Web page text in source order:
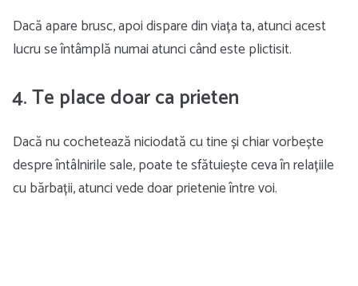
Dacă apare brusc, apoi dispare din viața ta, atunci acest
lucru se întâmplă numai atunci când este plictisit.
4. Te place doar ca prieten
Dacă nu cochetează niciodată cu tine și chiar vorbește
despre întâlnirile sale, poate te sfătuiește ceva în relațiile
cu bărbații, atunci vede doar prietenie între voi.